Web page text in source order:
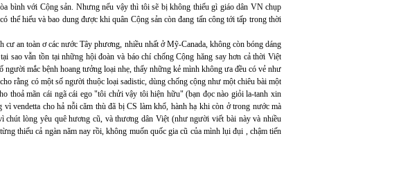
bình với Cộng sản. Nhưng nếu vậy thì tôi sẽ bị không thiếu gì giáo dân VN chụp
thể hiểu và bao dung được khi quân Cộng sản còn đang tấn công tới tấp trong thời
an toàn ơ các nước Tây phương, nhiều nhất ở Mỹ-Canada, không còn bóng dáng
sao vẫn tồn tại những hội đoàn và báo chí chống Cộng hăng say hơn cả thời Việt
mắc bệnh hoang tưởng loại nhẹ, thấy những kẻ mình không ưa đều có vẻ như
rằng có một số người thuộc loại sadistic, dùng chống cộng như một chiêu bài một
thoả mãn cái ngã cái ego "tôi chửi vậy tôi hiện hữu" (bạn đọc nào giỏi la-tanh xin
vendetta cho hả nỗi căm thù đã bị CS làm khổ, hành hạ khi còn ở trong nước mà
lòng yêu quê hương cũ, và thương dân Việt (như người viết bài này và nhiều
thiếu cả ngàn năm nay rồi, không muốn quốc gia cũ của mình lụi đụi , chậm tiến